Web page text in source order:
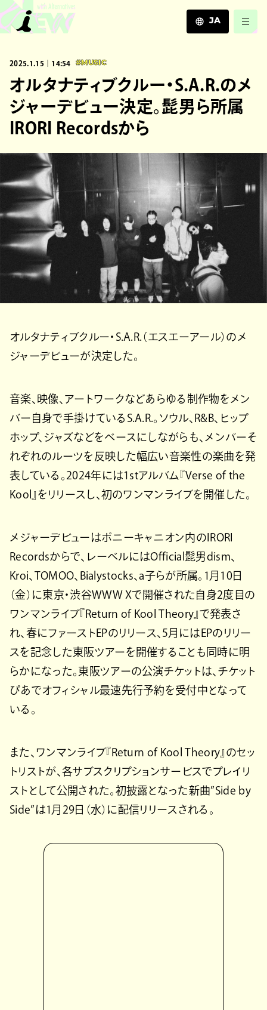
JA
ZH
2025.1.15｜14:54 #MUSIC
オルタナティブクルー・S.A.R.のメ
ジャーデビュー決定。髭男ら所属
IRORI Recordsから
オルタナティブクルー・S.A.R.（エスエーアール）のメ
ジャーデビューが決定した。
音楽、映像、アートワークなどあらゆる制作物をメン
バー自身で手掛けているS.A.R.。ソウル、R&B、ヒップ
ホップ、ジャズなどをベースにしながらも、メンバーそ
れぞれのルーツを反映した幅広い音楽性の楽曲を発
表している。2024年には1stアルバム『Verse of the
Kool』をリリースし、初のワンマンライブを開催した。
メジャーデビューはポニーキャニオン内のIRORI
Recordsからで、レーベルにはOfficial髭男dism、
Kroi、TOMOO、Bialystocks、a子らが所属。1月10日
（金）に東京・渋谷WWW Xで開催された自身2度目の
ワンマンライブ『Return of Kool Theory』で発表さ
れ、春にファーストEPのリリース、5月にはEPのリリー
スを記念した東阪ツアーを開催することも同時に明
らかになった。東阪ツアーの公演チケットは、チケット
ぴあでオフィシャル最速先行予約を受付中となって
いる。
また、ワンマンライブ『Return of Kool Theory』のセッ
トリストが、各サブスクリプションサービスでプレイリ
ストとして公開された。初披露となった新曲”Side by
Side”は1月29日（水）に配信リリースされる。